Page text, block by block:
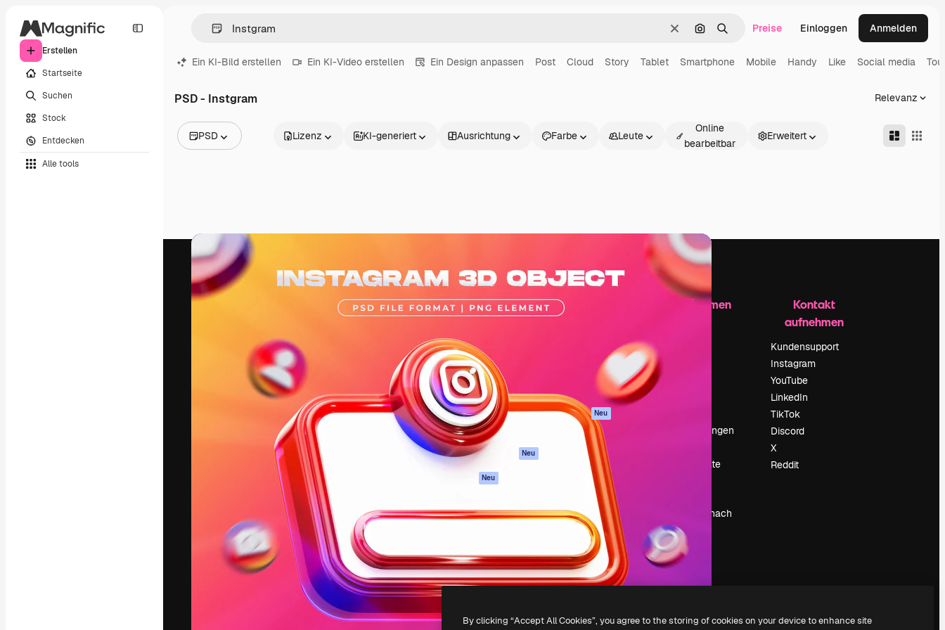
Erstellen
Startseite
Suchen
Stock
Entdecken
Alle tools
LöschenNach Bild suchen
SuchenPreise Einloggen Anmelden
Ein KI-Bild erstellen Ein KI-Video erstellen Ein Design anpassen Post Cloud Story Tablet Smartphone Mobile Handy Like Social media
PSD - Instgram Relevanz
PSD
Videos
Filmmaterial
Motion Graphics
Videovorlagen
Icons
3D-Modelle
Lizenz KI-generiert Ausrichtung Farbe Leute
Online
bearbeitbar
Erweitert
Arbeit zu verwirklichen. Mehr als 1 Million
Abonnenten unter Kreativen, Unternehmen,
Agenturen und Studios.
Deutsch
Produkte
KI-Assistent
KI-Bildgenerator
KI-Videogenerator
KI-
Stimmengenerator
Stock-Inhalte
MCP für
Claude/ChatGPT
Neu
Neu
Mobile App
Loslegen
Dokumentation
Datenschutzerklärung
Originale Neu
Cookie-Richtlinie
Vertrauenszentrum
Unternehmen
Unternehmen
Reviews
Karriere
Veranstaltungen
Deine Inhalte
Suchst du nach
magnific.ai
Kontakt
aufnehmen
Kundensupport
Instagram
YouTube
LinkedIn
TikTok
Discord
X
Reddit
Copyright © 2010-2026Freepik Company S.L.U.Alle Rechte vorbehalten.
By clicking “Accept All Cookies”, you agree to the storing of cookies on your device to enhance site